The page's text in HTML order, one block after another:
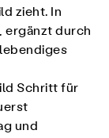
zieht. In
ergänzt durch
Schritt für
und